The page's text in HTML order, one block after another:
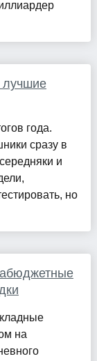
лучшие
года.
сразу в
и
но
на